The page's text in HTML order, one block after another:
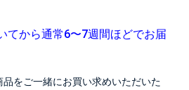
てから通常6〜7週間ほどでお届
品をご一緒にお買い求めいただいた